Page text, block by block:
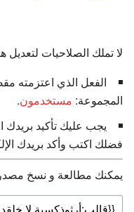
لا تملك الصلاحيات لتعديل
الفعل الذي اعتزمته
المجموعة: مستخدمون.
يجب عليك تأكيد بريدك
فضلك اكتب وأكد بريدك
يمكنك مطالعة و نسخ